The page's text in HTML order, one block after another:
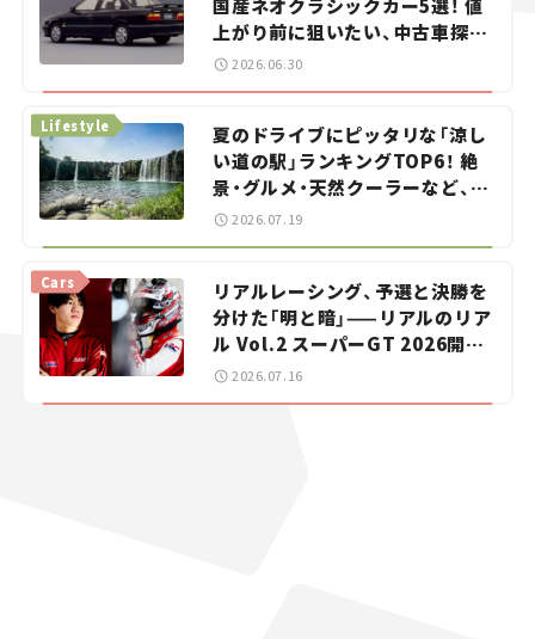
国産ネオクラシックカー5選！ 値
上がり前に狙いたい、中古車探し
をお手伝い――ちょっとイケてるマ
2026.06.30
夏のドライブにピッタリな「涼し
い道の駅」ランキングTOP6！ 絶
景・グルメ・天然クーラーなど、避
暑におすすめのスポットを紹介
【道の駅マニアの推し駅ガイド】
Lifestyle
2026.07.19
リアルレーシング、予選と決勝を
分けた「明と暗」——リアルのリア
ル Vol.2 スーパーGT 2026開幕
戦 岡山国際サーキット
Cars
2026.07.16